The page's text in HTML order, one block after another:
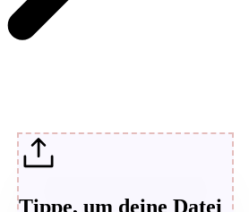
Tippe, um deine Datei